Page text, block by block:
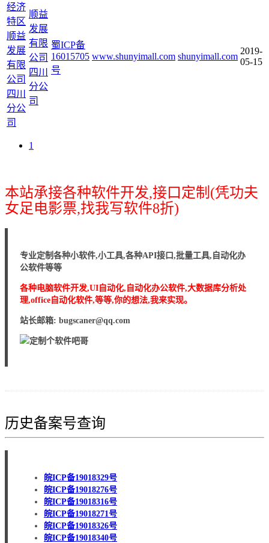
经济
特区
顺益
发展
有限
公司
四川
分公
司
顺益
发展
有限
公司
四川
分公
司
蜀ICP备
16015705
号
www.shunyimall.com shunyimall.com
2019-
05-15
1
本站承接各种软件开发,接口定制(凭功夫
女足电影票,找我写软件8折)
专业定制各种小软件,小工具,各种API接口,批量工具,自动化办
公软件等等
各种电脑软件开发,UI自动化,自动化办公软件,大数据库分析处
理,office自动化软件,等等,你的想法,我来实现。
站长邮箱: bugscaner@qq.com
历史备案号查询
皖ICP备19018329号
皖ICP备19018276号
皖ICP备19018316号
皖ICP备19018271号
皖ICP备19018326号
皖ICP备19018340号